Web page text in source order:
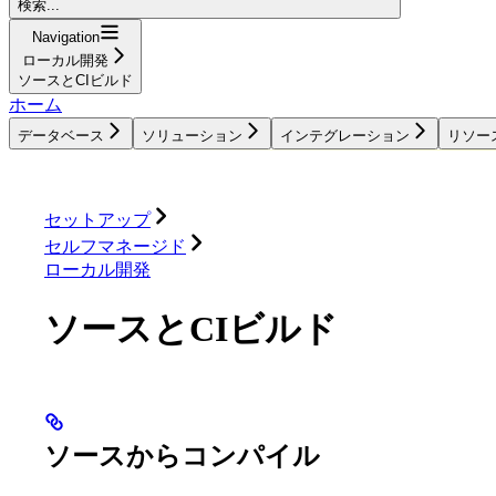
検索...
Navigation
ローカル開発
ソースとCIビルド
ホーム
データベース ソリューション インテグレーション リソー
セットアップ
セルフマネージド
ローカル開発
ソースとCIビルド
ソースからコンパイル